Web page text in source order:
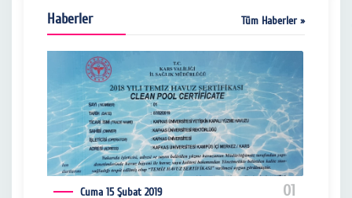
Haberler Tüm Haberler »
Cuma 15 Şubat 2019 01